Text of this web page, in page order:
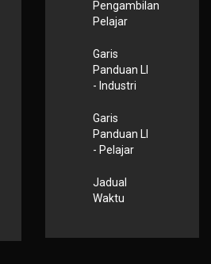
Pengambilan
Pelajar
Garis
Panduan LI
- Industri
Garis
Panduan LI
- Pelajar
Jadual
Waktu